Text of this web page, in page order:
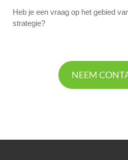
Heb je een vraag op het gebied
strategie?
NEEM